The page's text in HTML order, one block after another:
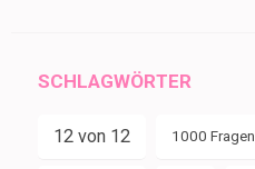
SCHLAGWÖRTER
12 von 12 1000 Fragen